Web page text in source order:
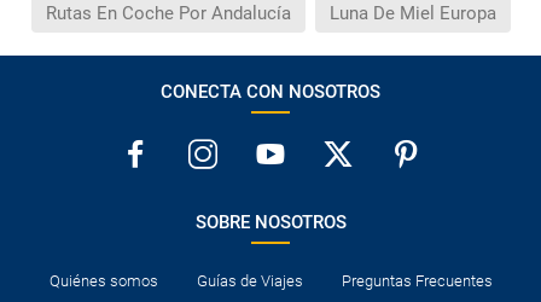
Rutas En Coche Por Andalucía Luna De Miel Europa
CONECTA CON NOSOTROS
SOBRE NOSOTROS
Quiénes somos Guías de Viajes Preguntas Frecuentes